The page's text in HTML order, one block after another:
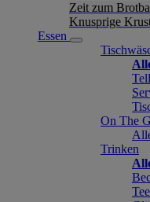
Zeit zum
Knusprige
Essen
On The
Trinken